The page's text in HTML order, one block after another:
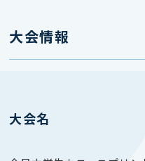
大会情報
大会名